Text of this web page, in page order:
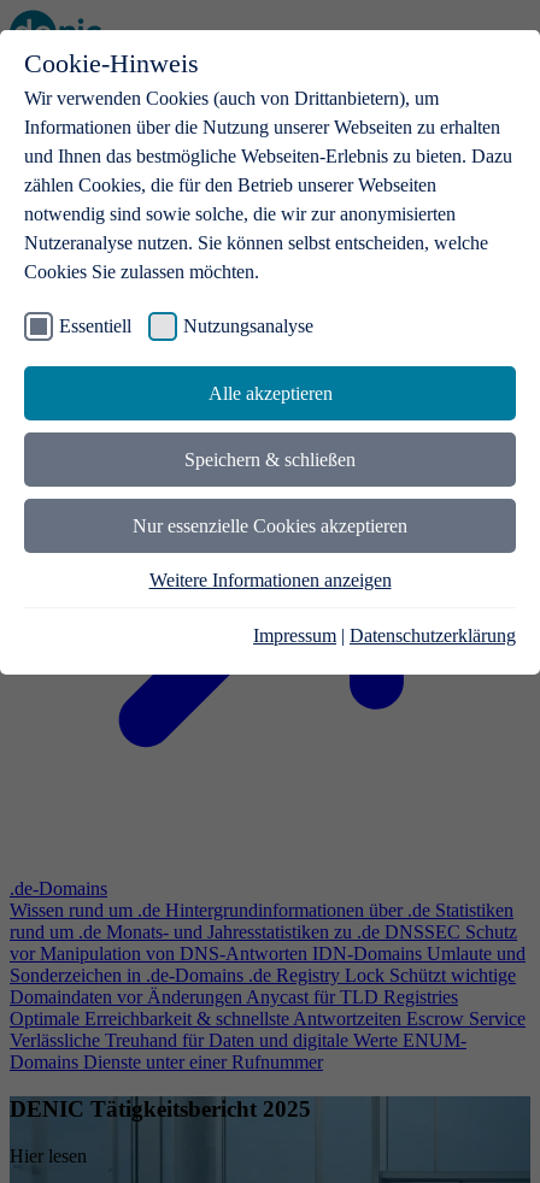
Cookie-Hinweis
Wir verwenden Cookies (auch von Drittanbietern), um
Informationen über die Nutzung unserer Webseiten zu erhalten
und Ihnen das bestmögliche Webseiten-Erlebnis zu bieten. Dazu
zählen Cookies, die für den Betrieb unserer Webseiten
notwendig sind sowie solche, die wir zur anonymisierten
Nutzeranalyse nutzen. Sie können selbst entscheiden, welche
Cookies Sie zulassen möchten.
Essentiell Nutzungsanalyse
Alle akzeptieren
Speichern & schließen
Nur essenzielle Cookies akzeptieren
Weitere Informationen anzeigen
Impressum | Datenschutzerklärung
Open main menu
.de-Domains
Mit einer .de-Domain erhalten Ideen eine Bühne
.de-Domains
Wissen rund um .de Hintergrundinformationen über .de Statistiken
rund um .de Monats- und Jahresstatistiken zu .de DNSSEC Schutz
vor Manipulation von DNS-Antworten IDN-Domains Umlaute und
Sonderzeichen in .de-Domains .de Registry Lock Schützt wichtige
Domaindaten vor ÄnderungenAnycast für TLD Registries
Optimale Erreichbarkeit & schnellste Antwortzeiten Escrow Service
Verlässliche Treuhand für Daten und digitale Werte ENUM-
Domains Dienste unter einer Rufnummer
DENIC Tätigkeitsbericht 2025
Hier lesen